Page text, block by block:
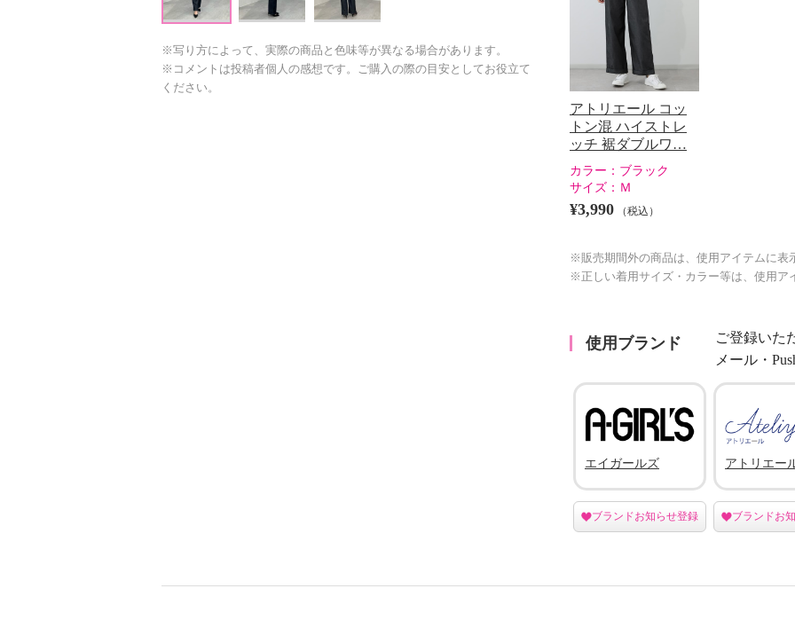
※写り方によって、実際の商品と色味等が異なる場合があります。
※コメントは投稿者個人の感想です。ご購入の際の目安としてお役立て
ください。
アトリエール コッ
トン混 ハイストレ
ッチ 裾ダブルワ…
カラー： ブラック
サイズ： Ｍ
¥3,990 （税込）
※販売期間外の商品は、使用アイテムに表
※正しい着用サイズ・カラー等は、使用ア
使用ブランド
ご登録いた
メール・
エイガールズ
ブランドお知らせ登録
アトリエー
ブランドお